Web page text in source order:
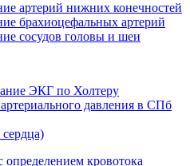
артерий нижних конечностей
брахиоцефальных артерий
сосудов головы и шеи
ЭКГ по Холтеру
давления в СПб
кровотока